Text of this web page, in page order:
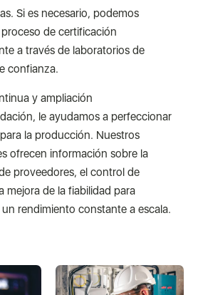
Si es necesario, podemos
de certificación
a través de laboratorios de
confianza.
y ampliación
le ayudamos a perfeccionar
la producción. Nuestros
ofrecen información sobre la
proveedores, el control de
mejora de la fiabilidad para
rendimiento constante a escala.